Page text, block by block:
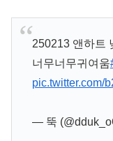
250213 앤하트
너무너무귀여움
pic.twitter.com/
— 뚝